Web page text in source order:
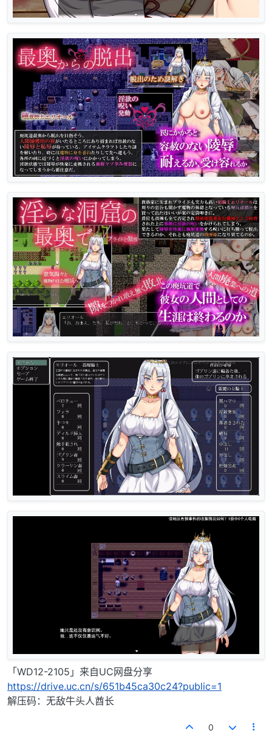
「WD12-2105」来自UC网盘分享
https://drive.uc.cn/s/651b45ca30c24?public=1
解压码：无敌牛头人酋长
0